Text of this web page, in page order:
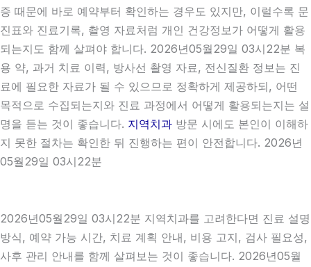
증 때문에 바로 예약부터 확인하는 경우도 있지만, 이럴수록 문
진표와 진료기록, 촬영 자료처럼 개인 건강정보가 어떻게 활용
되는지도 함께 살펴야 합니다. 2026년05월29일 03시22분 복
용 약, 과거 치료 이력, 방사선 촬영 자료, 전신질환 정보는 진
료에 필요한 자료가 될 수 있으므로 정확하게 제공하되, 어떤
목적으로 수집되는지와 진료 과정에서 어떻게 활용되는지는 설
명을 듣는 것이 좋습니다. 지역치과 방문 시에도 본인이 이해하
지 못한 절차는 확인한 뒤 진행하는 편이 안전합니다. 2026년
05월29일 03시22분
2026년05월29일 03시22분 지역치과를 고려한다면 진료 설명
방식, 예약 가능 시간, 치료 계획 안내, 비용 고지, 검사 필요성,
사후 관리 안내를 함께 살펴보는 것이 좋습니다. 2026년05월